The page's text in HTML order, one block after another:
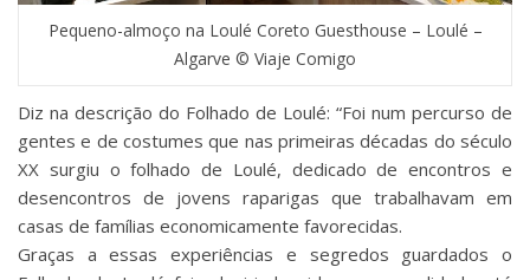
Pequeno-almoço na Loulé Coreto Guesthouse – Loulé –
Algarve © Viaje Comigo
Diz na descrição do Folhado de Loulé: “Foi num percurso de
gentes e de costumes que nas primeiras décadas do século
XX surgiu o folhado de Loulé, dedicado de encontros e
desencontros de jovens raparigas que trabalhavam em
casas de famílias economicamente favorecidas.
Graças a essas experiências e segredos guardados o